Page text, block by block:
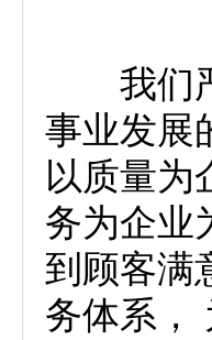
我们严
事业发展
以质量为
务为企业
到顾客满
务体系，